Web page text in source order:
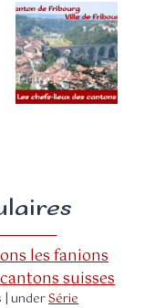
les fanions
suisses
|underSérie